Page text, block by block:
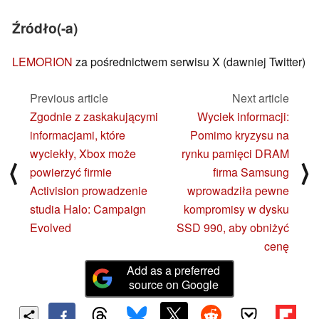
Źródło(-a)
LEMORION za pośrednictwem serwisu X (dawniej Twitter)
⟨
Previous article
Zgodnie z zaskakującymi
informacjami, które
wyciekły, Xbox może
powierzyć firmie
Activision prowadzenie
studia Halo: Campaign
Evolved
Next article
Wyciek informacji:
Pomimo kryzysu na
rynku pamięci DRAM
firma Samsung
wprowadziła pewne
kompromisy w dysku
SSD 990, aby obniżyć
cenę
⟩
Add as a preferred
source on Google